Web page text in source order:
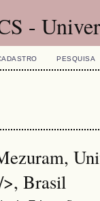
-
PESQUISA
>, Brasil